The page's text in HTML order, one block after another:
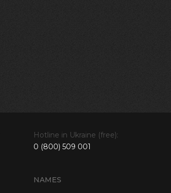
NAMES
Hotline in Ukraine (free):
0 (800) 509 001